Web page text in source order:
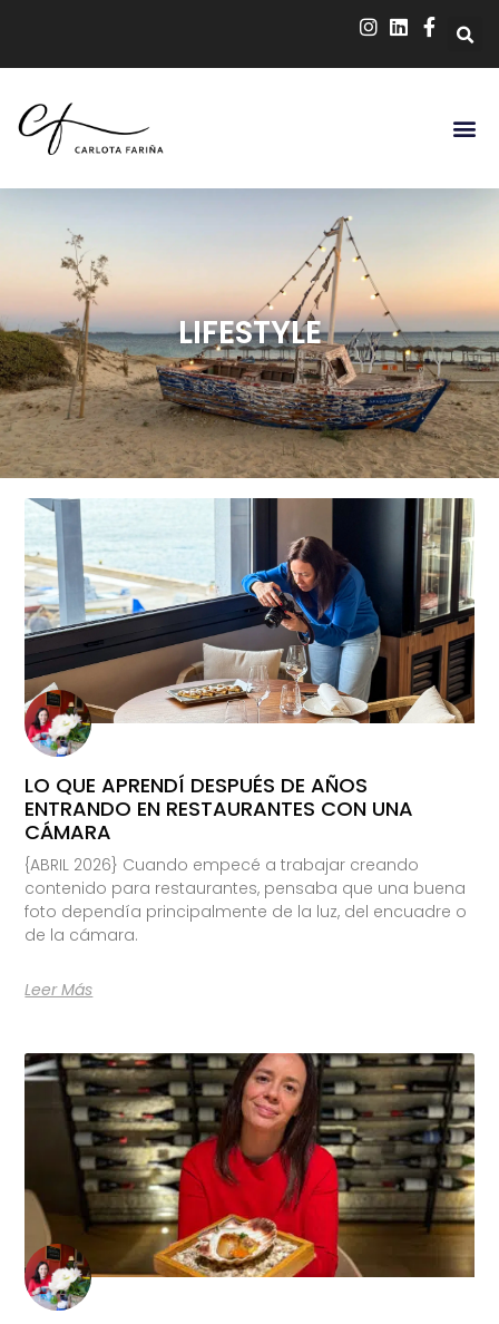
LIFESTYLE
LO QUE APRENDÍ DESPUÉS DE AÑOS
ENTRANDO EN RESTAURANTES CON UNA
CÁMARA
{ABRIL 2026} Cuando empecé a trabajar creando
contenido para restaurantes, pensaba que una buena
foto dependía principalmente de la luz, del encuadre o
de la cámara.
Leer Más